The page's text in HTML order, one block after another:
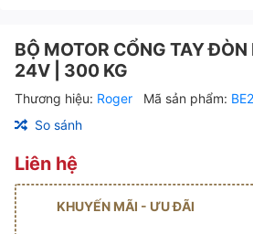
BỘ MOTOR CỔNG TAY ĐÒN
24V | 300 KG
Thương hiệu: Roger Mã sản phẩm:
So sánh
Liên hệ
KHUYẾN MÃI - ƯU ĐÃI